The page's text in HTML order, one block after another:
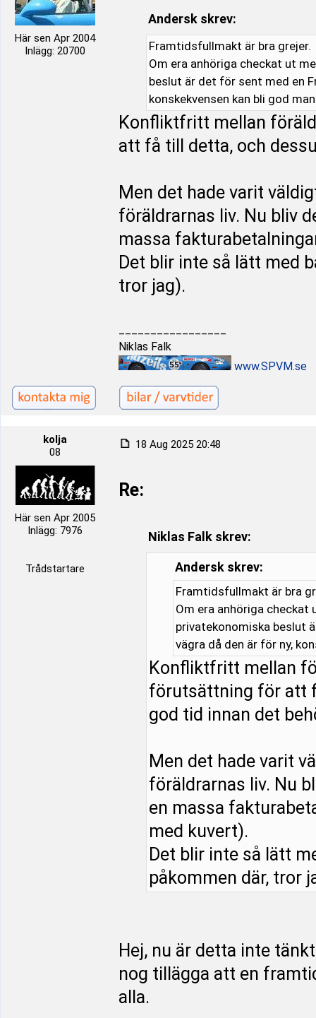
Här sen Apr 2004
Inlägg: 20700
Andersk skrev:
Framtidsfullmakt är bra grejer.
Om era anhöriga checkat ut
beslut är det för sent med en
konskekvensen kan bli god
Konfliktfritt mellan
att få till detta, och
Men det hade varit
föräldrarnas liv. Nu bliv
massa
Det blir inte så lätt med
tror jag).
Niklas Falk
www.SPVM.se
kolja
08
Här sen Apr 2005
Inlägg: 7976
Trådstartare
18 Aug 2025 20:48
Re:
Niklas Falk skrev:
Andersk skrev:
Framtidsfullmakt är bra
Om era anhöriga
privatekonomiska beslut
vägra då den är för ny,
Konfliktfritt mellan
förutsättning för att
god tid innan det
Men det hade varit
föräldrarnas liv. Nu
en massa
med kuvert).
Det blir inte så lätt
påkommen där, tror
Hej, nu är detta inte
nog tillägga att en
alla.